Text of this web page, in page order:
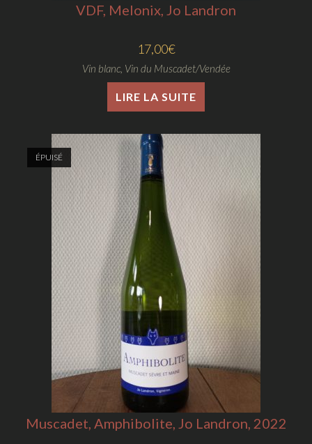
VDF, Melonix, Jo Landron
17,00€
Vin blanc, Vin du Muscadet/Vendée
LIRE LA SUITE
ÉPUISÉ
Muscadet, Amphibolite, Jo Landron, 2022